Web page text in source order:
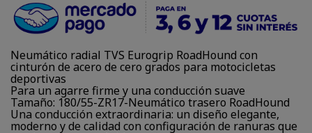
Neumático radial TVS Eurogrip RoadHound con
cinturón de acero de cero grados para motocicletas
deportivas
Para un agarre firme y una conducción suave
Tamaño: 180/55-ZR17-Neumático trasero RoadHound
Una conducción extraordinaria: un diseño elegante,
moderno y de calidad con configuración de ranuras que